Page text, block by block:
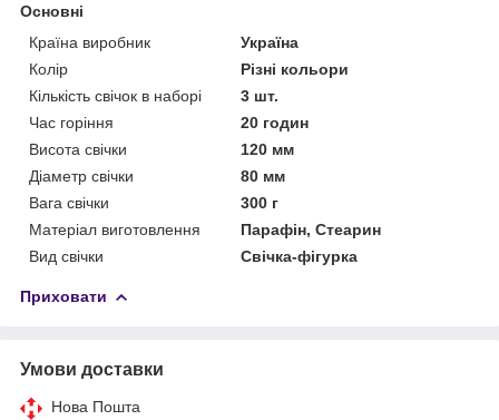
Основні
Країна виробник
Україна
Колір
Різні кольори
Кількість свічок в наборі
3 шт.
Час горіння
20 годин
Висота свічки
120 мм
Діаметр свічки
80 мм
Вага свічки
300 г
Матеріал виготовлення
Парафін, Стеарин
Вид свічки
Свічка-фігурка
Приховати
Умови доставки
Нова Пошта